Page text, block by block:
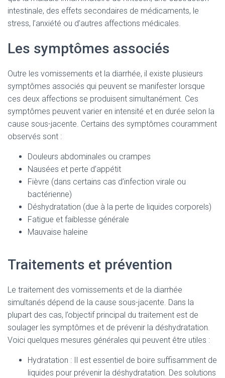
intestinale, des effets secondaires de médicaments, le
stress, l’anxiété ou d’autres affections médicales.
Les symptômes associés
Outre les vomissements et la diarrhée, il existe plusieurs
symptômes associés qui peuvent se manifester lorsque
ces deux affections se produisent simultanément. Ces
symptômes peuvent varier en intensité et en durée selon la
cause sous-jacente. Certains des symptômes couramment
observés sont :
Douleurs abdominales ou crampes
Nausées et perte d’appétit
Fièvre (dans certains cas d’infection virale ou
bactérienne)
Déshydratation (due à la perte de liquides corporels)
Fatigue et faiblesse générale
Mauvaise haleine
Traitements et prévention
Le traitement des vomissements et de la diarrhée
simultanés dépend de la cause sous-jacente. Dans la
plupart des cas, l’objectif principal du traitement est de
soulager les symptômes et de prévenir la déshydratation.
Voici quelques mesures générales qui peuvent être utiles :
Hydratation : Il est essentiel de boire suffisamment de
liquides pour prévenir la déshydratation. Des solutions